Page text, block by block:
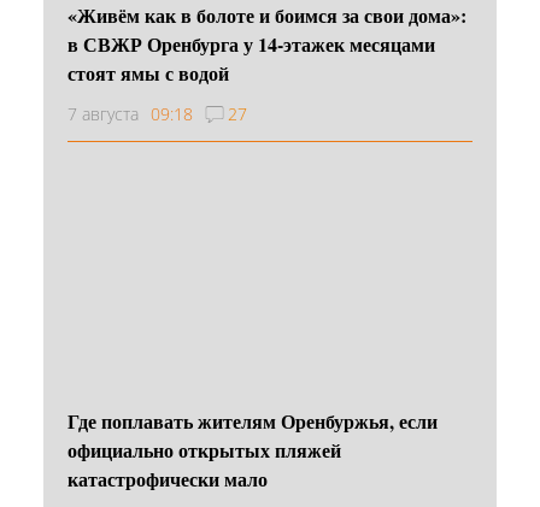
«Живём как в болоте и боимся за свои дома»:
в СВЖР Оренбурга у 14-этажек месяцами
стоят ямы с водой
7 августа 09:18 27
Где поплавать жителям Оренбуржья, если
официально открытых пляжей
катастрофически мало